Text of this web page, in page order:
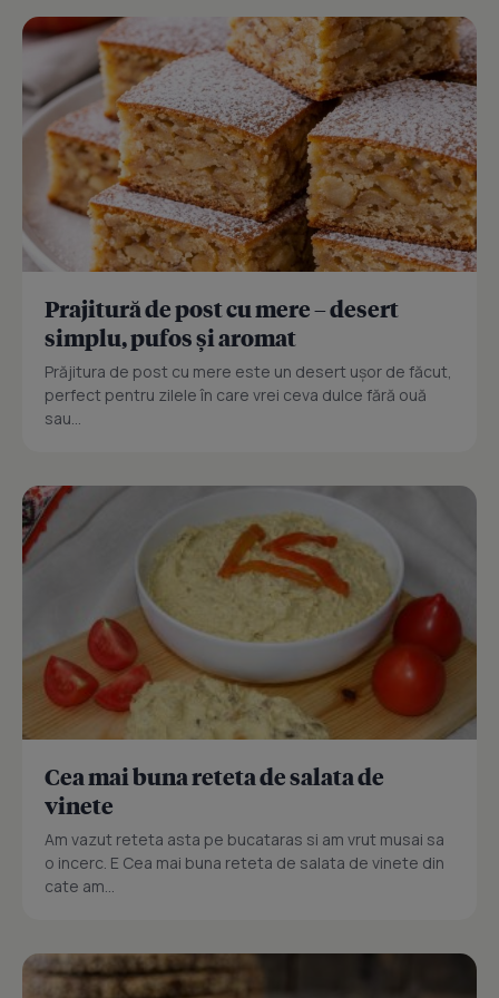
Prajitură de post cu mere – desert
simplu, pufos și aromat
Prăjitura de post cu mere este un desert ușor de făcut,
perfect pentru zilele în care vrei ceva dulce fără ouă
sau...
Cea mai buna reteta de salata de
vinete
Am vazut reteta asta pe bucataras si am vrut musai sa
o incerc. E Cea mai buna reteta de salata de vinete din
cate am...